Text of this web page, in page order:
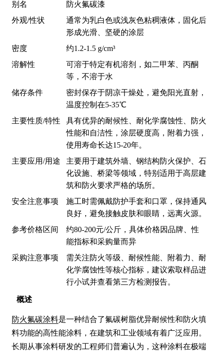
概述
防火氟碳涂料是一种结合了氟碳树脂优异耐候性和防火填
料功能的高性能涂料，在建筑和工业领域有着广泛应用。
长期从事涂料研发的工程师们普遍认为，这种涂料在极端
别名
防火氟碳漆
外观/性状
通常为乳白色或浅灰色粘稠液体，固化后
形成光滑、坚硬的涂层
密度
约1.2-1.5 g/cm³
溶解性
可溶于特定有机溶剂，如二甲苯、丙酮
等，不溶于水
储存条件
密封保存于阴凉干燥处，避免阳光直射，
温度控制在5-35℃
主要性质/特性
具有优异的耐候性、耐化学腐蚀性、防火
性能和自洁性，涂层硬度高，附着力强，
使用寿命长达15-20年。
主要应用/用途
主要用于建筑外墙、钢结构防火保护、石
化设施、桥梁等领域，特别适用于高层建
筑和防火要求严格的场所。
安全注意事项
施工时需佩戴防护手套和口罩，保持通风
良好，避免接触皮肤和眼睛，远离火源。
参考价格区间
约80-200元/公斤，具体价格因品牌、性
能指标和采购量而异
采购注意事项
需关注防火等级、耐候性能、附着力、耐
化学腐蚀性等核心指标，建议索取样品进
行小试并查看第三方检测报告。